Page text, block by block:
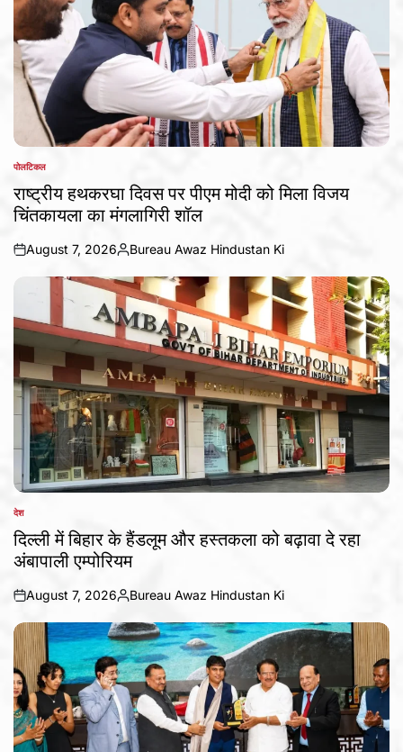
POSTED
IN
पोलटिकल
राष्ट्रीय हथकरघा दिवस पर पीएम मोदी को मिला विजय
चिंतकायला का मंगलागिरी शॉल
on
August 7, 2026
Posted
by
Bureau Awaz Hindustan Ki
POSTED
IN
देश
दिल्ली में बिहार के हैंडलूम और हस्तकला को बढ़ावा दे रहा
अंबापाली एम्पोरियम
on
August 7, 2026
Posted
by
Bureau Awaz Hindustan Ki